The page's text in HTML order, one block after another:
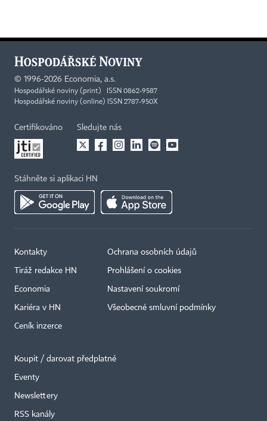
© 1996-2026 Economia, a.s.
Hospodářské noviny (print) ISSN 0862-9587
Hospodářské noviny (online) ISSN 2787-950X
Certifikováno Sledujte nás
Stáhněte si aplikaci HN
Kontakty
Tiráž redakce HN
Economia
Kariéra v HN
Ceník inzerce
Ochrana osobních údajů
Prohlášení o cookies
Nastavení soukromí
Všeobecné smluvní podmínky
Koupit / darovat předplatné
Eventy
Newslettery
RSS kanály